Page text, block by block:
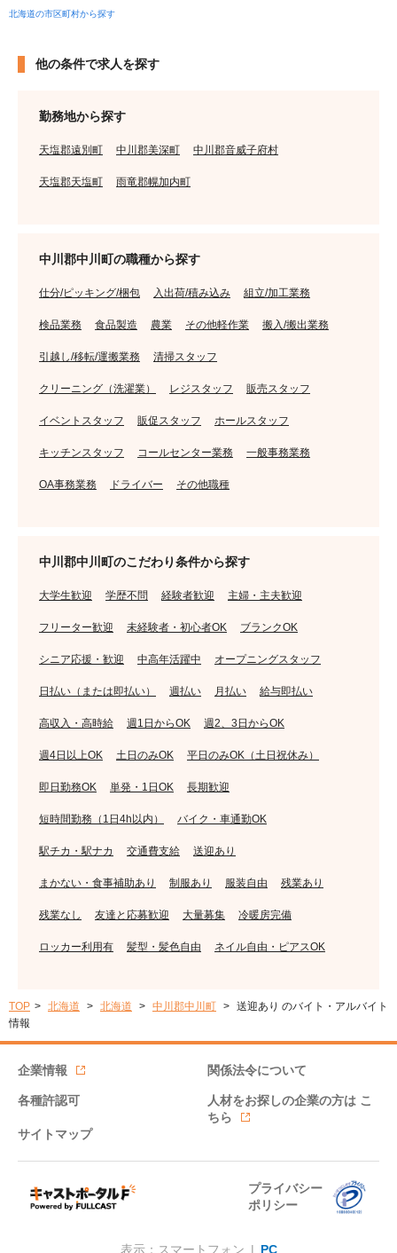
北海道の市区町村から探す
他の条件で求人を探す
勤務地から探す
天塩郡遠別町 中川郡美深町 中川郡音威子府村
天塩郡天塩町 雨竜郡幌加内町
中川郡中川町の職種から探す
仕分/ピッキング/梱包 入出荷/積み込み 組立/加工業務
検品業務 食品製造 農業 その他軽作業 搬入/搬出業務
引越し/移転/運搬業務 清掃スタッフ
クリーニング（洗濯業） レジスタッフ 販売スタッフ
イベントスタッフ 販促スタッフ ホールスタッフ
キッチンスタッフ コールセンター業務 一般事務業務
OA事務業務 ドライバー その他職種
中川郡中川町のこだわり条件から探す
大学生歓迎 学歴不問 経験者歓迎 主婦・主夫歓迎
フリーター歓迎 未経験者・初心者OK ブランクOK
シニア応援・歓迎 中高年活躍中 オープニングスタッフ
日払い（または即払い） 週払い 月払い 給与即払い
高収入・高時給 週1日からOK 週2、3日からOK
週4日以上OK 土日のみOK 平日のみOK（土日祝休み）
即日勤務OK 単発・1日OK 長期歓迎
短時間勤務（1日4h以内） バイク・車通勤OK
駅チカ・駅ナカ 交通費支給 送迎あり
まかない・食事補助あり 制服あり 服装自由 残業あり
残業なし 友達と応募歓迎 大量募集 冷暖房完備
ロッカー利用有 髪型・髪色自由 ネイル自由・ピアスOK
TOP 北海道 北海道 中川郡中川町
送迎あり のバイト・アルバイト
情報
企業情報 関係法令について
各種許認可 人材をお探しの企業の方は こ
ちら
サイトマップ
プライバシー
ポリシー
表示：スマートフォン | PC